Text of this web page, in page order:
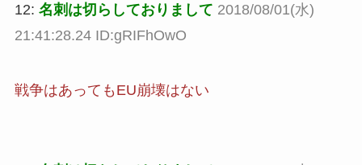
12: 名刺は切らしておりまして 2018/08/01(水)
21:41:28.24 ID:gRIFhOwO
戦争はあってもEU崩壊はない